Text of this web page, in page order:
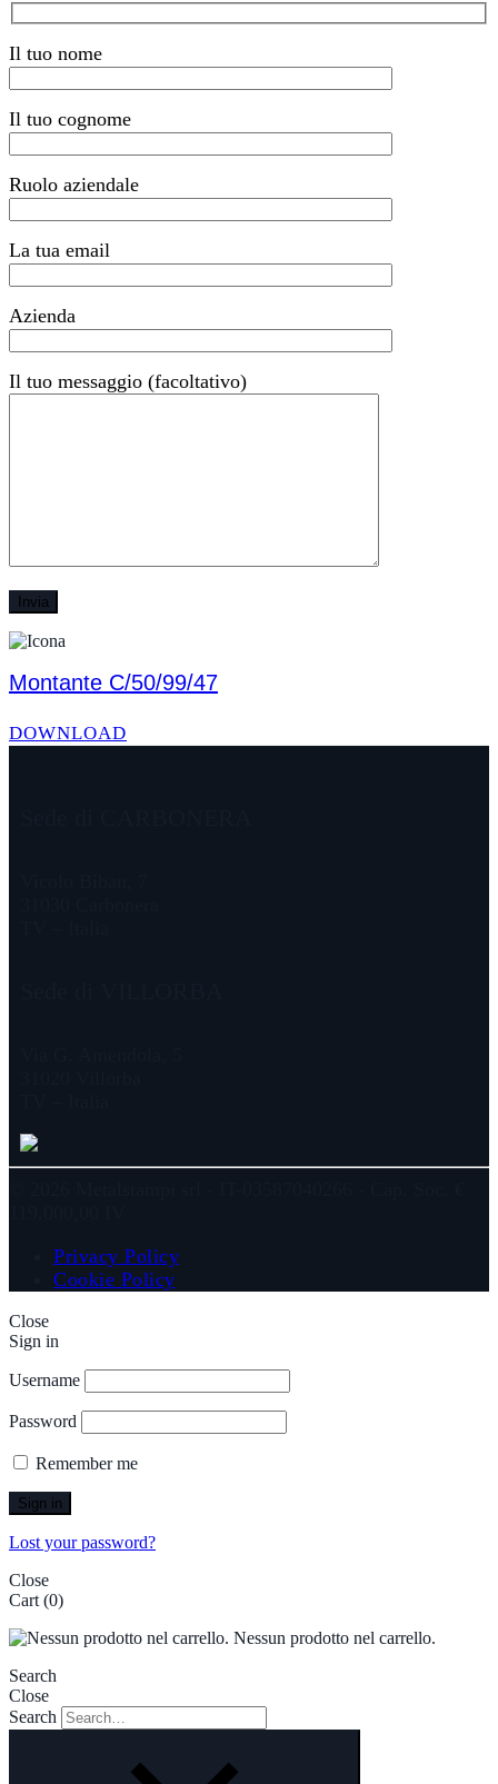
Il tuo nome
Il tuo cognome
Ruolo aziendale
La tua email
Azienda
Il tuo messaggio (facoltativo)
Montante C/50/99/47
DOWNLOAD
Privacy Policy
Cookie Policy
Close
Sign in
Username
Password
Remember me
Sign in
Lost your password?
Close
Cart (0)
Nessun prodotto nel carrello.
Search
Close
Search